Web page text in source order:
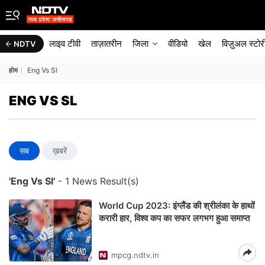
NDTV लाइव टीवी ताज़ातरीन जिला वीडियो खेल विज़ुअल
होम Eng Vs Sl
ENG VS SL
सब ख़बरें
'Eng Vs Sl' - 1 News Result(s)
World Cup 2023: इंग्लैंड की श्रीलंका के हाथों
करारी हार, विश्व कप का सफर लगभग हुआ समाप्त
mpcg.ndtv.in